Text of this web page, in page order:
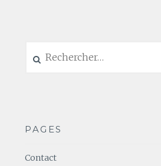
PAGES
Contact